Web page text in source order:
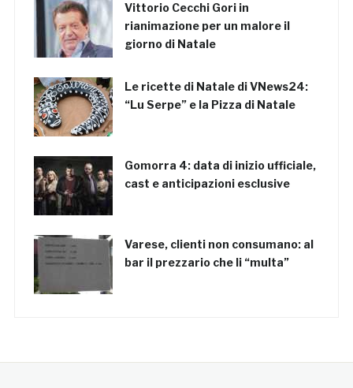
Vittorio Cecchi Gori in
rianimazione per un malore il
giorno di Natale
Le ricette di Natale di VNews24:
“Lu Serpe” e la Pizza di Natale
Gomorra 4: data di inizio ufficiale,
cast e anticipazioni esclusive
Varese, clienti non consumano: al
bar il prezzario che li “multa”